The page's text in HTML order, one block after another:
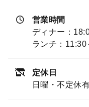
営業時間
ディナー：
ランチ：11:30
定休日
日曜・不定休